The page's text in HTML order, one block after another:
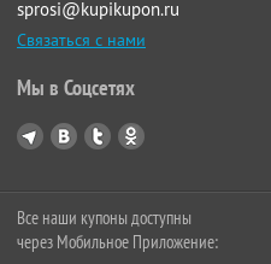
sprosi@kupikupon.ru
Связаться с нами
Мы в Соцсетях
Все наши купоны доступны
через Мобильное Приложение: